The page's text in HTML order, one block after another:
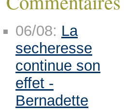
06/08: La
secheresse
continue son
effet -
Bernadette